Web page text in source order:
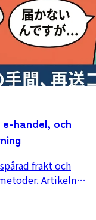
handel, och
frakt och
Artikeln